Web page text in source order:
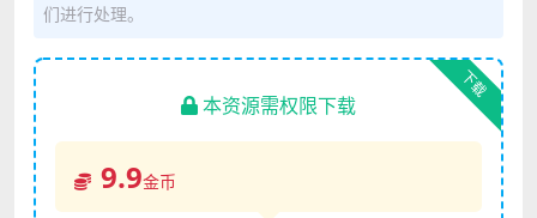
们进行处理。
下载
本资源需权限下载
9.9金币